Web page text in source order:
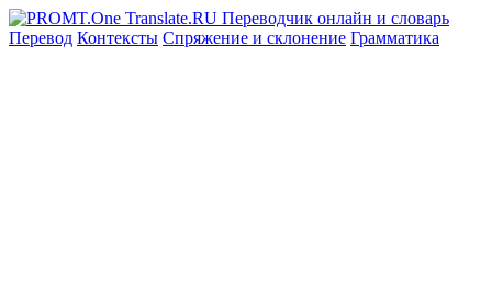
Перевод Контексты Спряжение и склонение Грамматика